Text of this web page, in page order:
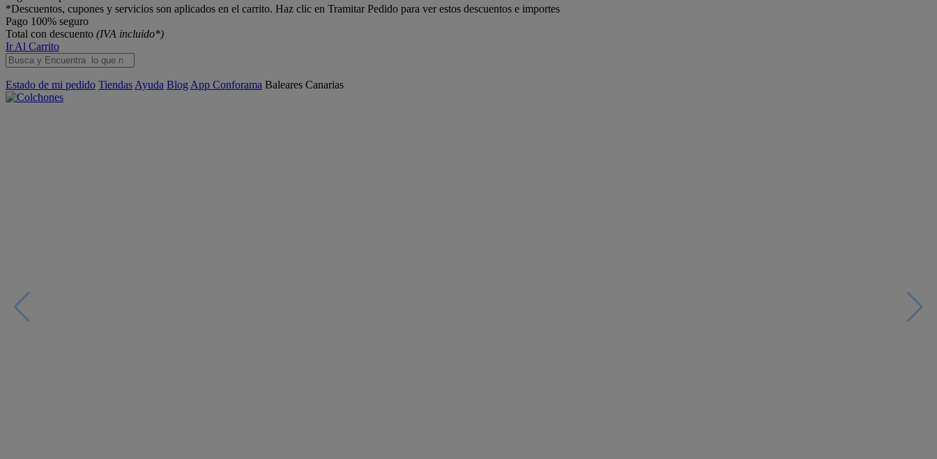
*Descuentos, cupones y servicios son aplicados en el carrito. Haz clic en Tramitar Pedido para ver estos descuentos e importes
Pago 100% seguro
Total con descuento (IVA incluido*)
Ir Al Carrito
Estado de mi pedido Tiendas Ayuda Blog App Conforama Baleares Canarias